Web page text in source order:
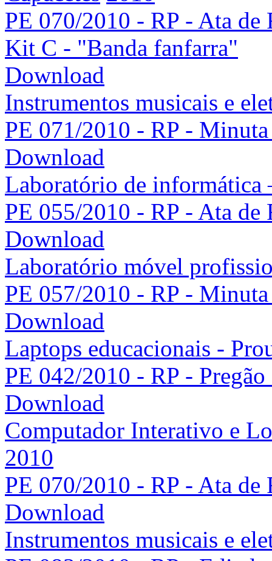
PE 070/2010 - RP - Ata de
Kit C - "Banda fanfarra"
Download
Instrumentos musicais e
PE 071/2010 - RP -
Download
Laboratório de informática
PE 055/2010 - RP - Ata de
Download
Laboratório móvel
PE 057/2010 - RP -
Download
Laptops educacionais -
PE 042/2010 - RP - Pregão
Download
Computador Interativo e
2010
PE 070/2010 - RP - Ata de
Download
Instrumentos musicais e